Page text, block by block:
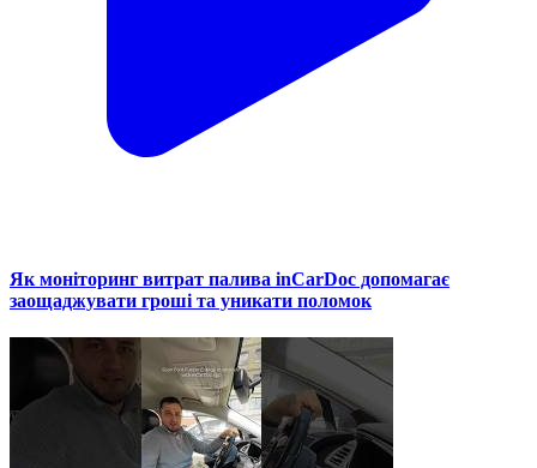
Як моніторинг витрат палива inCarDoc допомагає
заощаджувати гроші та уникати поломок